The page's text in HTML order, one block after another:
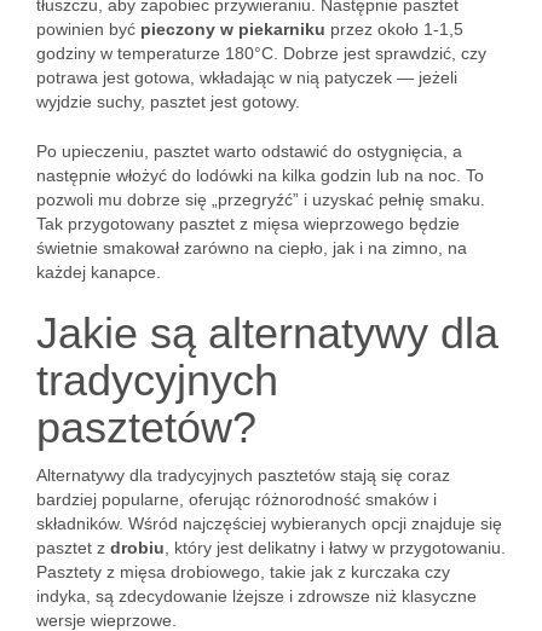
tłuszczu, aby zapobiec przywieraniu. Następnie pasztet
powinien być pieczony w piekarniku przez około 1-1,5
godziny w temperaturze 180°C. Dobrze jest sprawdzić, czy
potrawa jest gotowa, wkładając w nią patyczek — jeżeli
wyjdzie suchy, pasztet jest gotowy.
Po upieczeniu, pasztet warto odstawić do ostygnięcia, a
następnie włożyć do lodówki na kilka godzin lub na noc. To
pozwoli mu dobrze się „przegryźć” i uzyskać pełnię smaku.
Tak przygotowany pasztet z mięsa wieprzowego będzie
świetnie smakował zarówno na ciepło, jak i na zimno, na
każdej kanapce.
Jakie są alternatywy dla
tradycyjnych
pasztetów?
Alternatywy dla tradycyjnych pasztetów stają się coraz
bardziej popularne, oferując różnorodność smaków i
składników. Wśród najczęściej wybieranych opcji znajduje się
pasztet z drobiu , który jest delikatny i łatwy w przygotowaniu.
Pasztety z mięsa drobiowego, takie jak z kurczaka czy
indyka, są zdecydowanie lżejsze i zdrowsze niż klasyczne
wersje wieprzowe.